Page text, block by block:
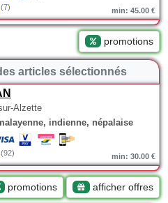
(7) min: 45.00 €
promotions
articles sélectionnés
Alzette
indienne, népalaise
(92) min: 30.00 €
promotions afficher offres